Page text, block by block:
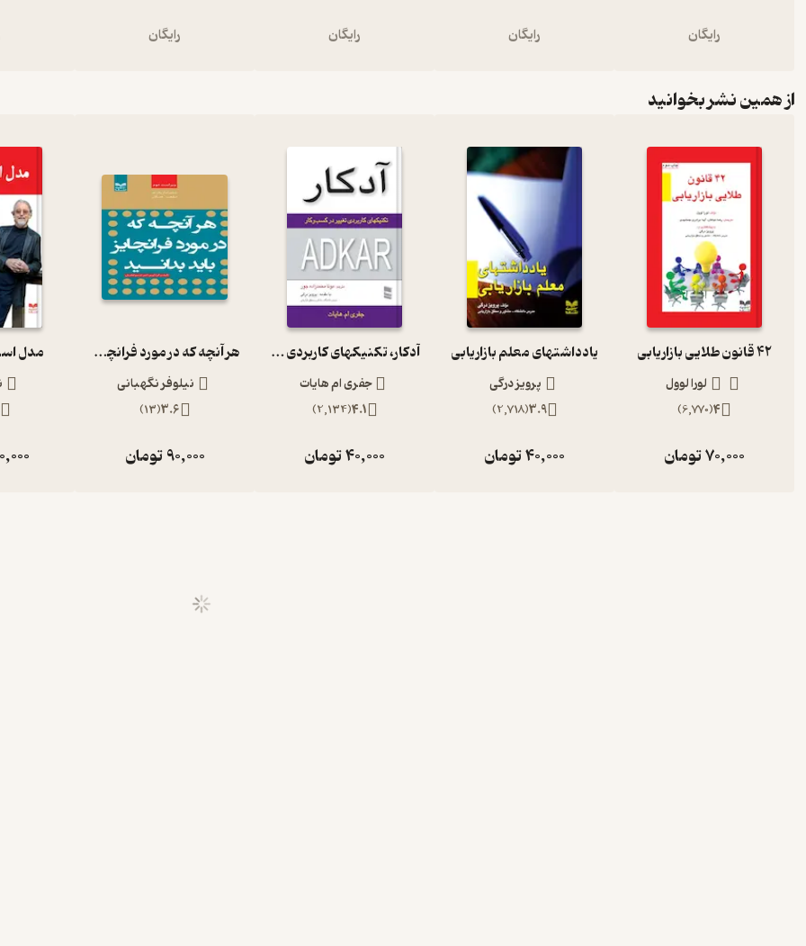
رایگان رایگان رایگان رایگان
از همین نشر بخوانید
42 قانون طلایی بازاریابی
لورا لوول
4
(
6,770
)
70,000تومان
یادداشتهای معلم بازاریابی
پرویز درگی
3.9
(
2,718
)
40,000تومان
آدکار، تکنیکهای کاربردی تغییر در کسب وکار
جفری ام هایات
4.1
(
2,134
)
40,000تومان
هر آنچه که در مورد فرانچایز باید بدانید
نیلوفر نگهبانی
3.6
(
13
)
90,000تومان
مدل